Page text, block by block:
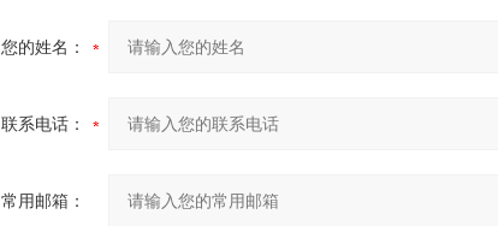
您的姓名：
联系电话：
常用邮箱：